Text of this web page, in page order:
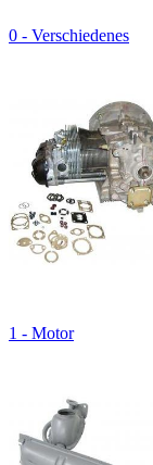
0 - Verschiedenes
1 - Motor